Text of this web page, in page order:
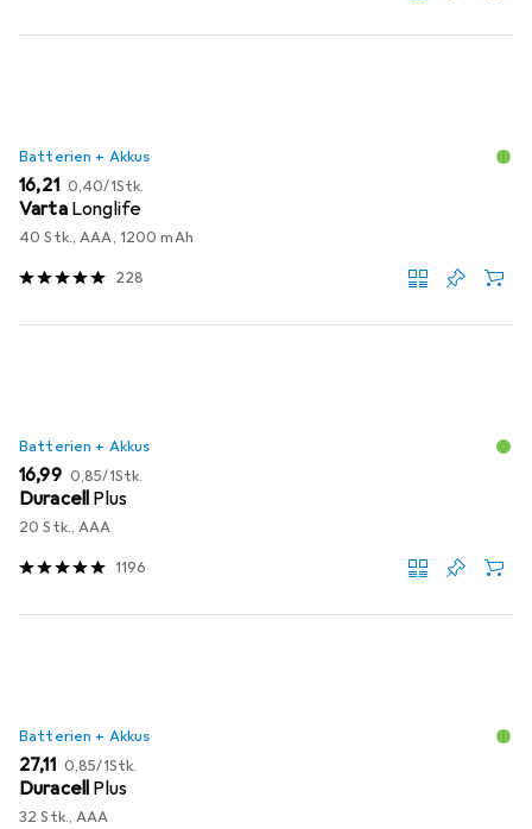
Batterien + Akkus
EUR
16,21 EUR
0,40/1Stk.
Varta Longlife
40 Stk., AAA, 1200 mAh
228
Batterien + Akkus
EUR
16,99 EUR
0,85/1Stk.
Duracell Plus
20 Stk., AAA
1196
Batterien + Akkus
EUR
27,11 EUR
0,85/1Stk.
Duracell Plus
32 Stk., AAA